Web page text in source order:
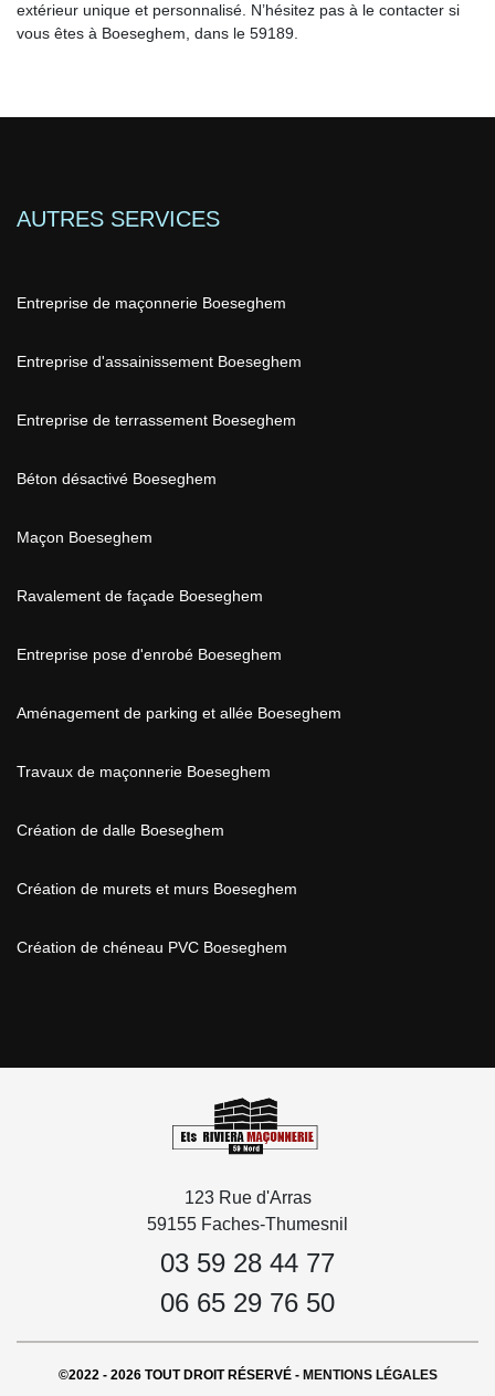
extérieur unique et personnalisé. N’hésitez pas à le contacter si
vous êtes à Boeseghem, dans le 59189.
AUTRES SERVICES
Entreprise de maçonnerie Boeseghem
Entreprise d'assainissement Boeseghem
Entreprise de terrassement Boeseghem
Béton désactivé Boeseghem
Maçon Boeseghem
Ravalement de façade Boeseghem
Entreprise pose d'enrobé Boeseghem
Aménagement de parking et allée Boeseghem
Travaux de maçonnerie Boeseghem
Création de dalle Boeseghem
Création de murets et murs Boeseghem
Création de chéneau PVC Boeseghem
123 Rue d'Arras
59155 Faches-Thumesnil
03 59 28 44 77
06 65 29 76 50
©2022 - 2026 TOUT DROIT RÉSERVÉ - MENTIONS LÉGALES